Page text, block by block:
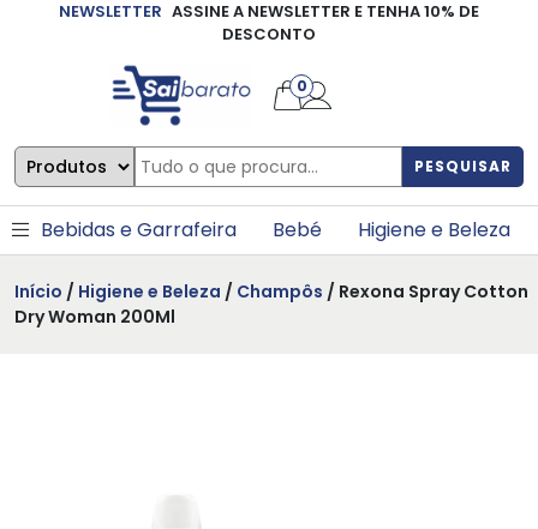
NEWSLETTER ASSINE A NEWSLETTER E TENHA 10% DE
DESCONTO
PESQUISAR
0
Bebidas e Garrafeira Bebé Higiene e Beleza
Início / Higiene e Beleza / Champôs / Rexona Spray Cotton
Dry Woman 200Ml